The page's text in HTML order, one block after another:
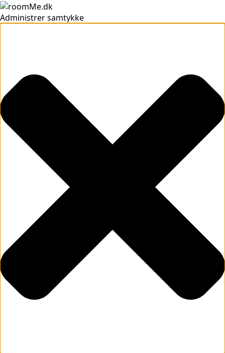
Administrer samtykke